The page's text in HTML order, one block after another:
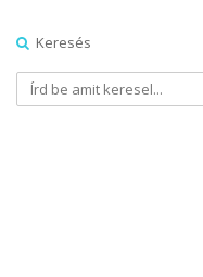
Keresés